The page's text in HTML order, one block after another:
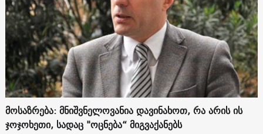
მოსაზრება: მნიშვნელოვანია დავინახოთ, რა არის ის
ჯოჯოხეთი, სადაც "ოცნება“ მიგვაქანებს